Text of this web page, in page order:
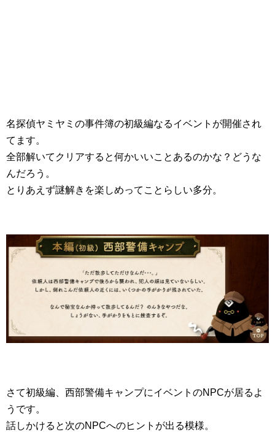
名探偵ヤミヤミの事件簿の初級編なるイベントが開催され
てます。
全部解いてクリアすると何かいいことあるのかな？どうな
んだろう。
とりあえず謎解きを楽しめってことらしい多分。
さて初級編、西部警備キャンプにイベントのNPCが居るよ
うです。
話しかけると次のNPCへのヒントが出る模様。